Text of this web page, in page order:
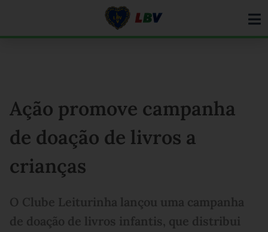
Ação promove campanha
de doação de livros a
crianças
O Clube Leiturinha lançou uma campanha
de doação de livros infantis, que distribui